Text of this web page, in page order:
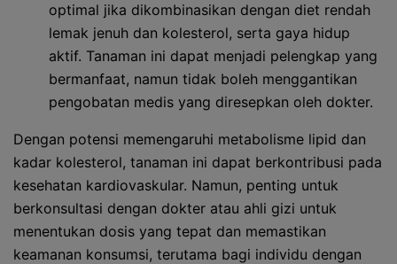
optimal jika dikombinasikan dengan diet rendah
lemak jenuh dan kolesterol, serta gaya hidup
aktif. Tanaman ini dapat menjadi pelengkap yang
bermanfaat, namun tidak boleh menggantikan
pengobatan medis yang diresepkan oleh dokter.
Dengan potensi memengaruhi metabolisme lipid dan
kadar kolesterol, tanaman ini dapat berkontribusi pada
kesehatan kardiovaskular. Namun, penting untuk
berkonsultasi dengan dokter atau ahli gizi untuk
menentukan dosis yang tepat dan memastikan
keamanan konsumsi, terutama bagi individu dengan